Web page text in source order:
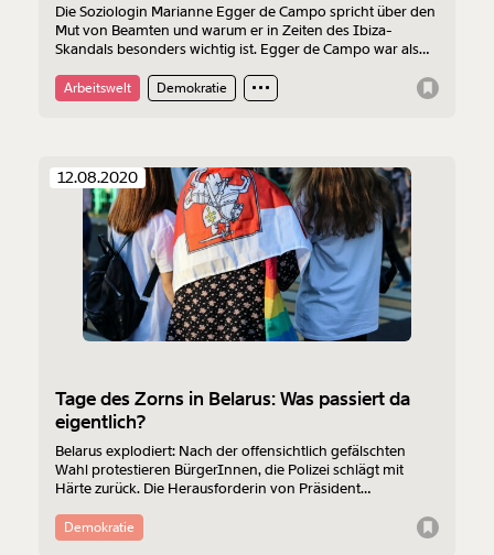
Die Soziologin Marianne Egger de Campo spricht über den
Mut von Beamten und warum er in Zeiten des Ibiza-
Skandals besonders wichtig ist. Egger de Campo war als
Momentum Kongress in Hallstatt vorgesehen, musste aber
krankheitsbedingt absagen. Das Vorab-Gespräch führte sie
Arbeitswelt Demokratie
12.08.2020
Tage des Zorns in Belarus: Was passiert da
eigentlich?
Belarus explodiert: Nach der offensichtlich gefälschten
Wahl protestieren BürgerInnen, die Polizei schlägt mit
Härte zurück. Die Herausforderin von Präsident
Widerstand bleibt hoch. Am Dienstag wurde zum
Generalstreik aufgerufen, das Land erwartete die dritte
Demokratie